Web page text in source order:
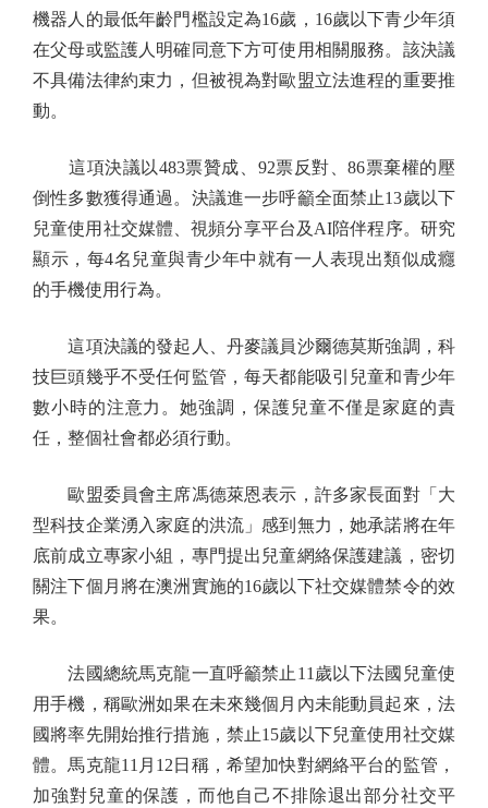
機器人的最低年齡門檻設定為16歲，16歲以下青少年須
在父母或監護人明確同意下方可使用相關服務。該決議
不具備法律約束力，但被視為對歐盟立法進程的重要推
動。
這項決議以483票贊成、92票反對、86票棄權的壓
倒性多數獲得通過。決議進一步呼籲全面禁止13歲以下
兒童使用社交媒體、視頻分享平台及AI陪伴程序。研究
顯示，每4名兒童與青少年中就有一人表現出類似成癮
的手機使用行為。
這項決議的發起人、丹麥議員沙爾德莫斯強調，科
技巨頭幾乎不受任何監管，每天都能吸引兒童和青少年
數小時的注意力。她強調，保護兒童不僅是家庭的責
任，整個社會都必須行動。
歐盟委員會主席馮德萊恩表示，許多家長面對「大
型科技企業湧入家庭的洪流」感到無力，她承諾將在年
底前成立專家小組，專門提出兒童網絡保護建議，密切
關注下個月將在澳洲實施的16歲以下社交媒體禁令的效
果。
法國總統馬克龍一直呼籲禁止11歲以下法國兒童使
用手機，稱歐洲如果在未來幾個月內未能動員起來，法
國將率先開始推行措施，禁止15歲以下兒童使用社交媒
體。馬克龍11月12日稱，希望加快對網絡平台的監管，
加強對兒童的保護，而他自己不排除退出部分社交平